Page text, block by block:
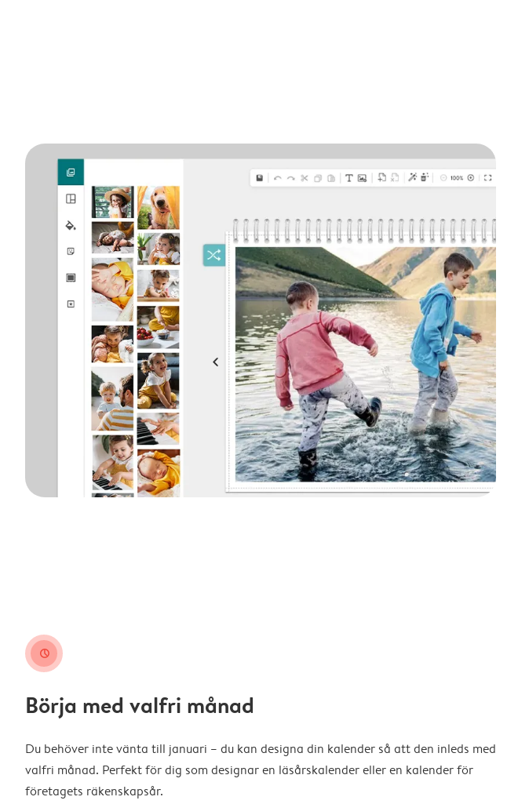
clock
Börja med valfri månad
Du behöver inte vänta till januari – du kan designa din kalender så att den inleds med
valfri månad. Perfekt för dig som designar en läsårskalender eller en kalender för
företagets räkenskapsår.